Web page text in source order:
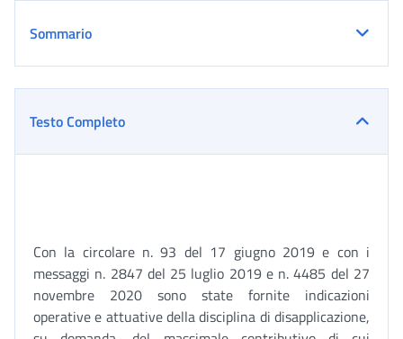
Sommario
Testo Completo
Con la circolare n. 93 del 17 giugno 2019 e con i
messaggi n. 2847 del 25 luglio 2019 e n. 4485 del 27
novembre 2020 sono state fornite indicazioni
operative e attuative della disciplina di disapplicazione,